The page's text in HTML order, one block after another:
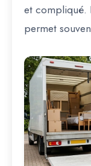
et compliqué.
permet